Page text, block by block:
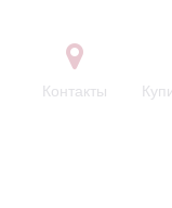
Контакты